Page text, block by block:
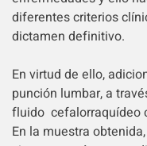
diferentes criterios
dictamen definitivo.
En virtud de ello,
punción lumbar, a
fluido cefalorraquídeo
En la muestra